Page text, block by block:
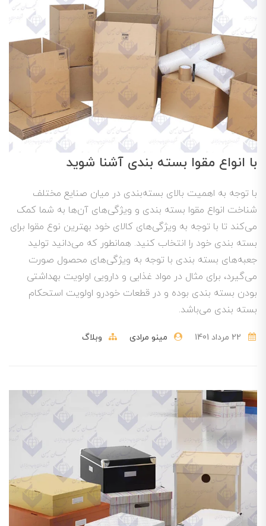
با انواع مقوا بسته بندی آشنا شوید
با توجه به اهمیت بالای بسته‌بندی در میان صنایع مختلف
شناخت انواع مقوا بسته بندی و ویژگی‌های آن‌ها به شما کمک
می‌کند تا با توجه به ویژگی‌های کالای خود بهترین نوع مقوا برای
بسته بندی خود را انتخاب کنید. همانطور که می‌دانید تولید
جعبه‌های بسته بندی با توجه به ویژگی‌های محصول صورت
می‌گیرد، برای مثال در مواد غذایی و دارویی اولویت بهداشتی
بودن بسته بندی بوده و در قطعات خودرو اولویت استحکام
بسته بندی می‌باشد.
مینو مرادی وبلاگ